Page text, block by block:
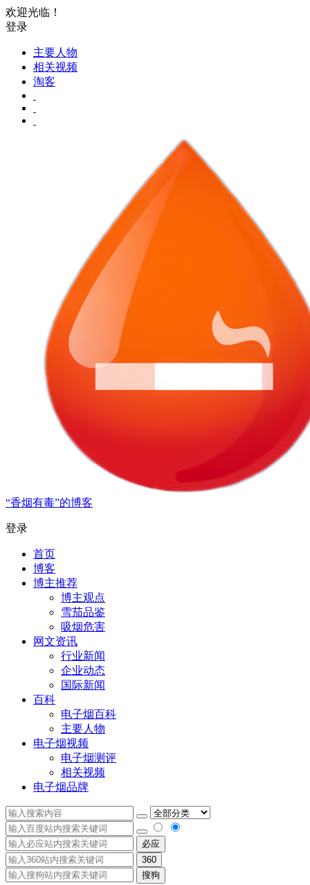
欢迎光临！
登录
主要人物
相关视频
淘客
“香烟有毒”的博客
登录
首页
博客
博主推荐
博主观点
雪茄品鉴
吸烟危害
网文资讯
行业新闻
企业动态
国际新闻
百科
电子烟百科
主要人物
电子烟视频
电子烟测评
相关视频
电子烟品牌
必应
360
搜狗